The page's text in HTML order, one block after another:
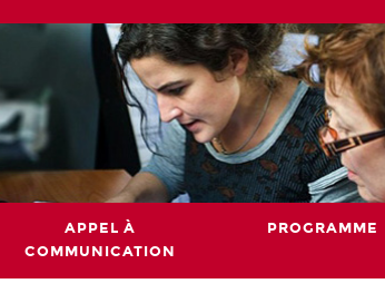
APPEL À
COMMUNICATION
PROGRAMME